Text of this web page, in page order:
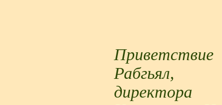
Рабгьял,